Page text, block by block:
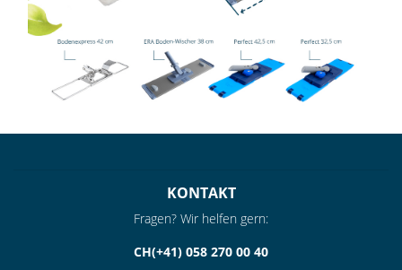
KONTAKT
Fragen? Wir helfen gern:
CH(+41) 058 270 00 40